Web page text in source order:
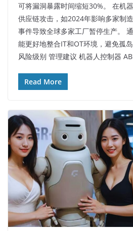
可将漏洞暴露时间缩短30%。 在机
供应链攻击，如2024年影响多家制
事件导致全球多家工厂暂停生产。
能更好地整合IT和OT环境，避免孤
风险级别 管理建议 机器人控制器
Read More